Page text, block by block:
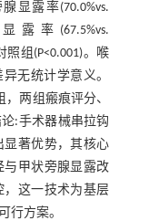
显露率(70.0%vs.
露率(67.5%vs.
照组(P<0.001)。喉
异无统计学意义。
两组瘢痕评分、
:手术器械串拉钩
著优势，其核心
甲状旁腺显露改
这一技术为基层
行方案。